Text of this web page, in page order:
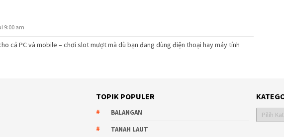
9:00 am
cả PC và mobile – chơi slot mượt mà dù bạn đang dùng điện thoại hay máy tính
TOPIK POPULER
BALANGAN
TANAH LAUT
Kategori